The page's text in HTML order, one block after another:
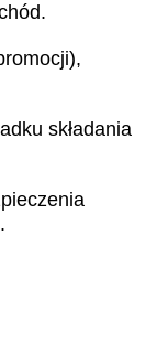
składania